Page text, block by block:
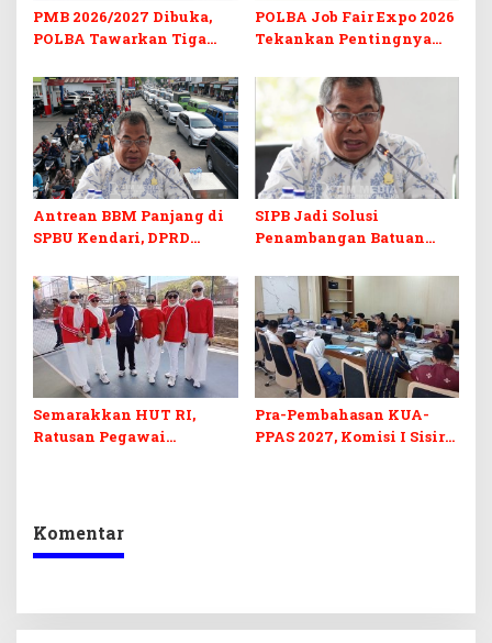
PMB 2026/2027 Dibuka,
POLBA Tawarkan Tiga
Kuliah Gratis
POLBA Job Fair Expo 2026
Tekankan Pentingnya
Digital
Antrean BBM Panjang di
SPBU Kendari, DPRD
Barcode Curang
SIPB Jadi Solusi
Penambangan Batuan
di Sultra
Semarakkan HUT RI,
Ratusan Pegawai
Pra-Pembahasan KUA-
PPAS 2027, Komisi I Sisir
Komentar